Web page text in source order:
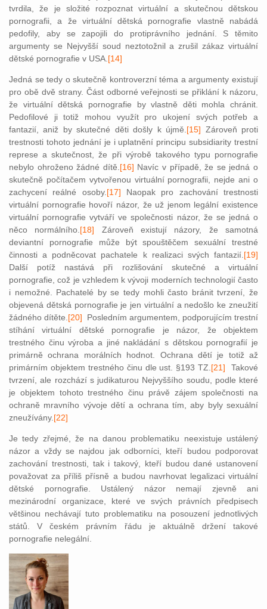
tvrdila, že je složité rozpoznat virtuální a skutečnou dětskou
pornografii, a že virtuální dětská pornografie vlastně nabádá
pedofily, aby se zapojili do protiprávního jednání. S těmito
argumenty se Nejvyšší soud neztotožnil a zrušil zákaz virtuální
dětské pornografie v USA. [14]
Jedná se tedy o skutečně kontroverzní téma a argumenty existují
pro obě dvě strany. Část odborné veřejnosti se přiklání k názoru,
že virtuální dětská pornografie by vlastně děti mohla chránit.
Pedofilové ji totiž mohou využít pro ukojení svých potřeb a
fantazií, aniž by skutečné děti došly k újmě. [15] Zároveň proti
trestnosti tohoto jednání je i uplatnění principu subsidiarity trestní
represe a skutečnost, že při výrobě takového typu pornografie
nebylo ohroženo žádné dítě. [16] Navíc v případě, že se jedná o
skutečně počítačem vytvořenou virtuální pornografii, nejde ani o
zachycení reálné osoby. [17] Naopak pro zachování trestnosti
virtuální pornografie hovoří názor, že už jenom legální existence
virtuální pornografie vytváří ve společnosti názor, že se jedná o
něco normálního. [18] Zároveň existují názory, že samotná
deviantní pornografie může být spouštěčem sexuální trestné
činnosti a podněcovat pachatele k realizaci svých fantazií. [19]
Další potíž nastává při rozlišování skutečné a virtuální
pornografie, což je vzhledem k vývoji moderních technologií často
i nemožné. Pachatelé by se tedy mohli často bránit tvrzení, že
objevená dětská pornografie je jen virtuální a nedošlo ke zneužití
žádného dítěte. [20] Posledním argumentem, podporujícím trestní
stíhání virtuální dětské pornografie je názor, že objektem
trestného činu výroba a jiné nakládání s dětskou pornografií je
primárně ochrana morálních hodnot. Ochrana dětí je totiž až
primárním objektem trestného činu dle ust. §193 TZ. [21] Takové
tvrzení, ale rozchází s judikaturou Nejvyššího soudu, podle které
je objektem tohoto trestného činu právě zájem společnosti na
ochraně mravního vývoje dětí a ochrana tím, aby byly sexuální
zneužívány. [22]
Je tedy zřejmé, že na danou problematiku neexistuje ustálený
názor a vždy se najdou jak odborníci, kteří budou podporovat
zachování trestnosti, tak i takový, kteří budou dané ustanovení
považovat za příliš přísně a budou navrhovat legalizaci virtuální
dětské pornografie. Ustálený názor nemají zjevně ani
mezinárodní organizace, které ve svých právních předpisech
většinou nechávají tuto problematiku na posouzení jednotlivých
států. V českém právním řádu je aktuálně držení takové
pornografie nelegální.